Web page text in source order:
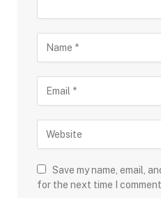
Save my name, email,
for the next time I